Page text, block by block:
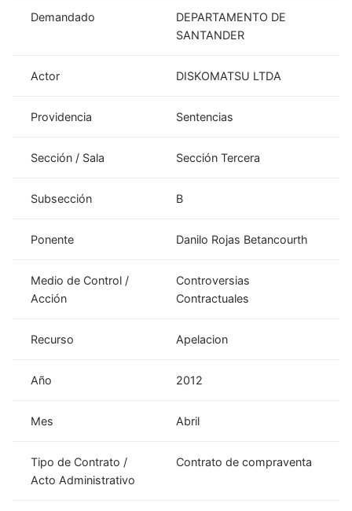
Demandado
DEPARTAMENTO DE
SANTANDER
Actor DISKOMATSU LTDA
Providencia Sentencias
Sección / Sala Sección Tercera
Subsección B
Ponente Danilo Rojas Betancourth
Medio de Control /
Acción
Controversias
Contractuales
Recurso Apelacion
Año 2012
Mes Abril
Tipo de Contrato /
Acto Administrativo
Contrato de compraventa